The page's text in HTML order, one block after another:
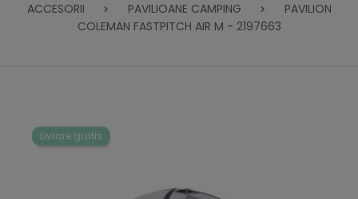
ACCESORII
PAVILIOANE CAMPING
PAVILION
COLEMAN FASTPITCH AIR M - 2197663
Livrare gratis